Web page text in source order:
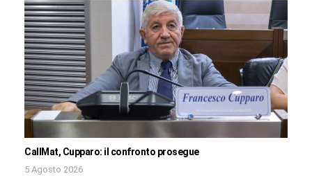
CallMat, Cupparo: il confronto prosegue
5 Agosto 2026